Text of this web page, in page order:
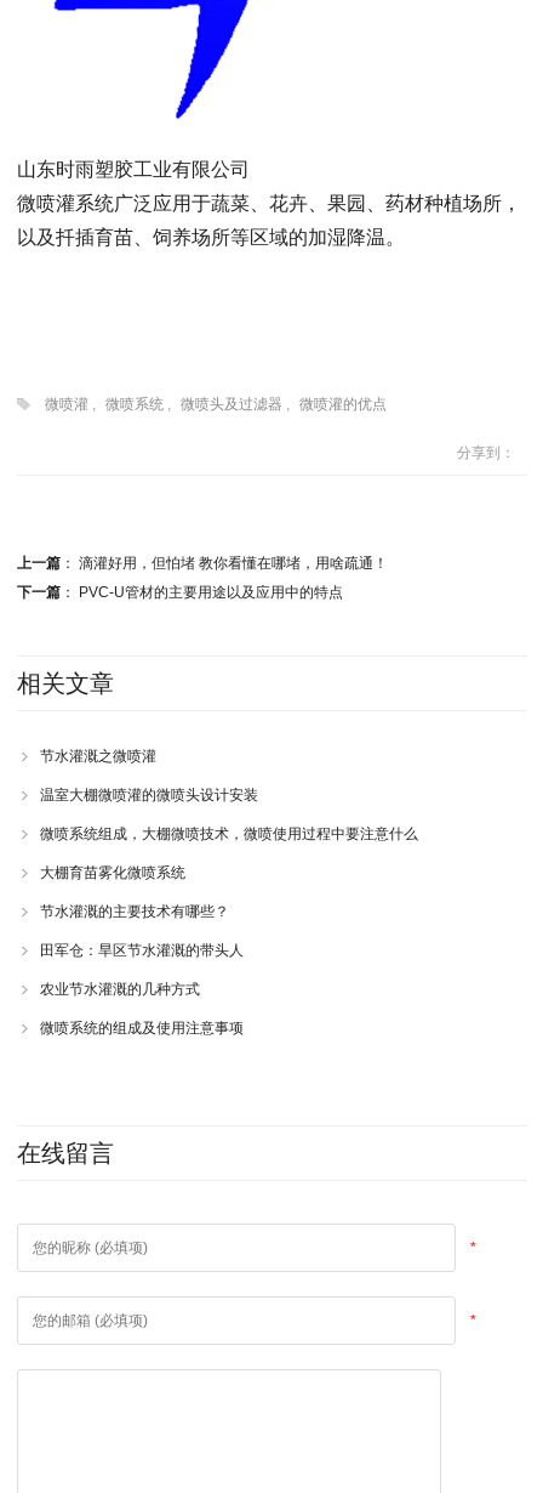
山东时雨塑胶工业有限公司
微喷灌系统广泛应用于蔬菜、花卉、果园、药材种植场所，
以及扦插育苗、饲养场所等区域的加湿降温。
微喷灌, 微喷系统, 微喷头及过滤器 , 微喷灌的优点
分享到：
上一篇： 滴灌好用，但怕堵 教你看懂在哪堵，用啥疏通！
下一篇： PVC-U管材的主要用途以及应用中的特点
相关文章
节水灌溉之微喷灌
温室大棚微喷灌的微喷头设计安装
微喷系统组成，大棚微喷技术，微喷使用过程中要注意什么
大棚育苗雾化微喷系统
节水灌溉的主要技术有哪些？
田军仓：旱区节水灌溉的带头人
农业节水灌溉的几种方式
微喷系统的组成及使用注意事项
在线留言
*
*